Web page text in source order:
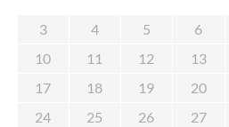
3
4 5 6
10
11 12 13
17
18 19 20
24
25 26 27